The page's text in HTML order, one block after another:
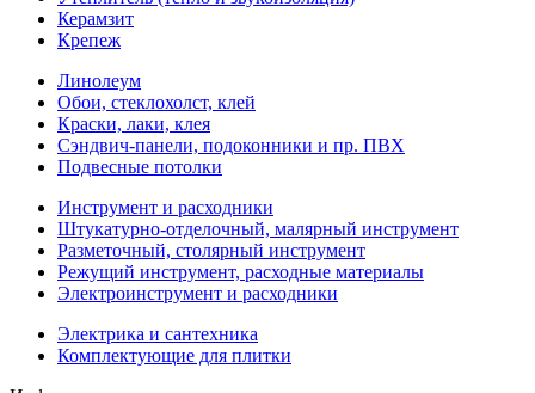
Керамзит
Крепеж
Линолеум
Обои, стеклохолст, клей
Краски, лаки, клея
Сэндвич-панели, подоконники и пр. ПВХ
Подвесные потолки
Инструмент и расходники
Штукатурно-отделочный, малярный инструмент
Разметочный, столярный инструмент
Режущий инструмент, расходные материалы
Электроинструмент и расходники
Электрика и сантехника
Комплектующие для плитки